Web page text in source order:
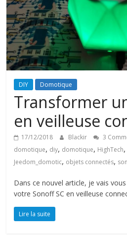
DIY Domotique
Transformer
en veilleuse
17/12/2018 Blackir 3
domotique, diy, domotique, HighTech,
Jeedom_domotic, objets connectés,
Dans ce nouvel article, je vais
votre Sonoff SC en veilleuse
Lire la suite